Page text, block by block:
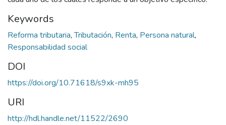
Keywords
Reforma tributaria,Tributación, Renta, Persona natural,
Responsabilidad social
DOI
https://doi.org/10.71618/s9xk-mh95
URI
http://hdl.handle.net/11522/2690